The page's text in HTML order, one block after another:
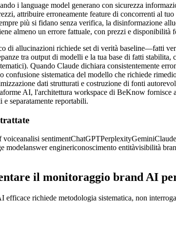
i language model generano con sicurezza
attribuire erroneamente feature di concorrenti al
più si fidano senza verifica, la disinformazione
almeno un errore fattuale, con prezzi e
di allucinazioni richiede set di verità baseline—fatti
tra output di modelli e la tua base di fatti
Quando Claude dichiara consistentemente
confusione sistematica del modello che richiede
dati strutturati e costruzione di fonti
AI, l'architettura workspace di BeKnow
separatamente reportabili.
voiceanalisi sentimentChatGPTPerplexityGeminiClaude
modelanswer enginericonoscimento entitàvisibilità
il monitoraggio brand AI
efficace richiede metodologia sistematica, non